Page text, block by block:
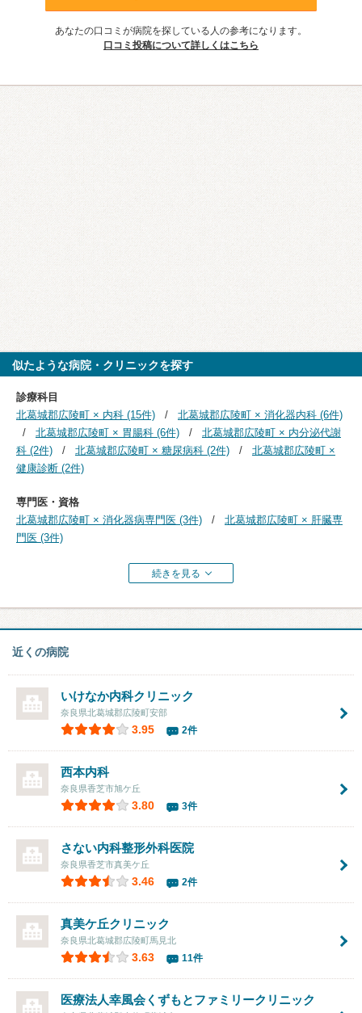
あなたの口コミが病院を探している人の参考になります。
口コミ投稿について詳しくはこちら
似たような病院・クリニックを探す
診療科目
北葛城郡広陵町 × 内科 (15件)
北葛城郡広陵町 × 消化器内科 (6件)
北葛城郡広陵町 × 胃腸科 (6件)
北葛城郡広陵町 × 内分泌代謝
科 (2件)
北葛城郡広陵町 × 糖尿病科 (2件)
北葛城郡広陵町 ×
健康診断 (2件)
専門医・資格
北葛城郡広陵町 × 消化器病専門医 (3件)
北葛城郡広陵町 × 肝臓専
門医 (3件)
続きを見る
近くの病院
いけなか内科クリニック
奈良県北葛城郡広陵町安部
3.95 2件
西本内科
奈良県香芝市旭ケ丘
3.80 3件
さない内科整形外科医院
奈良県香芝市真美ケ丘
3.46 2件
真美ケ丘クリニック
奈良県北葛城郡広陵町馬見北
3.63 11件
医療法人幸風会くずもとファミリークリニック